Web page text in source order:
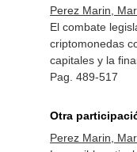
Perez Marin,
El combate
criptomonedas
capitales y la
Pag. 489-517
Otra
Perez Marin,